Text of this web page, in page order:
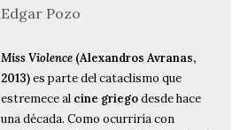
Edgar Pozo
Miss Violence (Alexandros Avranas,
2013)es parte del cataclismo que
estremece al cine griegodesde hace
una década. Como ocurriría con